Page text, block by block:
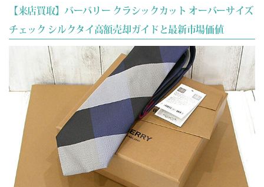
【来店買取】バーバリー クラシックカット オーバーサイズ
チェック シルクタイ高額売却ガイドと最新市場価値